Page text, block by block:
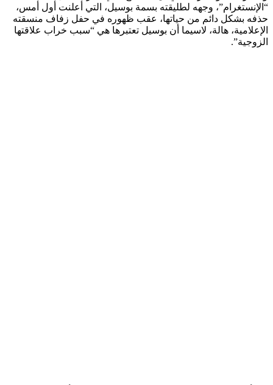
“الإنستغرام”، وجهه لطليقته بسمة بوسيل، التي أعلنت أول أمس،
حذفه بشكل دائم من حياتها، عقب ظهوره في حفل زفاف منسقته
الإعلامية، هالة، لاسيما أن بوسيل تعتبرها هي “سبب خراب علاقتها
الزوجية”.